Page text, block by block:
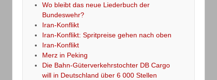
Wo bleibt das neue Liederbuch der
Bundeswehr?
Iran-Konflikt
Iran-Konflikt: Spritpreise gehen nach oben
Iran-Konflikt
Merz in Peking
Die Bahn-Güterverkehrstochter DB Cargo
will in Deutschland über 6 000 Stellen